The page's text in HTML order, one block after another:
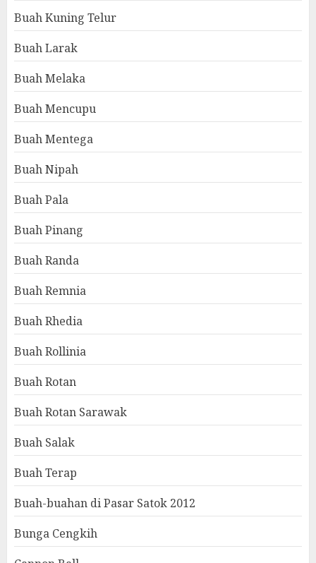
Buah Kuning Telur
Buah Larak
Buah Melaka
Buah Mencupu
Buah Mentega
Buah Nipah
Buah Pala
Buah Pinang
Buah Randa
Buah Remnia
Buah Rhedia
Buah Rollinia
Buah Rotan
Buah Rotan Sarawak
Buah Salak
Buah Terap
Buah-buahan di Pasar Satok 2012
Bunga Cengkih